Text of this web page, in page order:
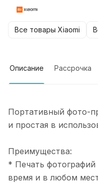
Все товары Xiaomi
Описание Рассрочка
Портативный фото-
и простая в
Преимущества:
* Печать
время и в любом